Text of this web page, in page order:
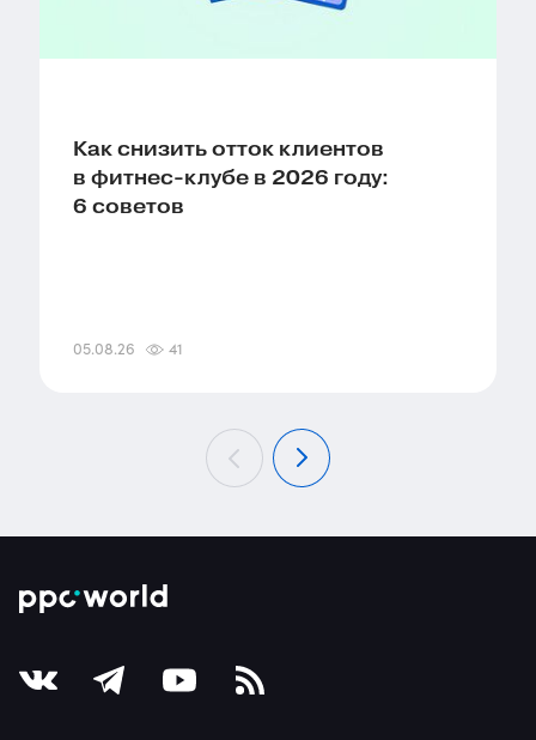
Как снизить отток клиентов
в фитнес-клубе в 2026 году:
6 советов
05.08.26 41